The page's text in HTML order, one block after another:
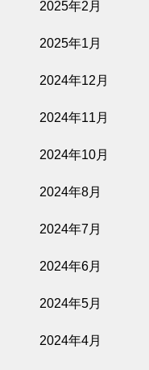
2025年2月
2025年1月
2024年12月
2024年11月
2024年10月
2024年8月
2024年7月
2024年6月
2024年5月
2024年4月